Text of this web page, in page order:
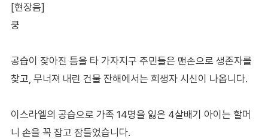
[현장음]
쿵
공습이 잦아진 틈을 타 가자지구 주민들은 맨손으로 생존자를
찾고, 무너져 내린 건물 잔해에서는 희생자 시신이 나옵니다.
이스라엘의 공습으로 가족 14명을 잃은 4살배기 아이는 할머
니 손을 꼭 잡고 잠들었습니다.